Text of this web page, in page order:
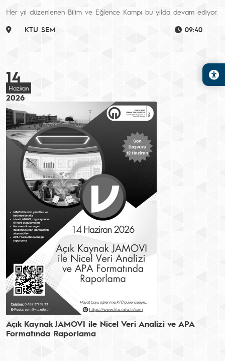
Her yıl düzenlenen Bilim ve Eğlence Kampı bu yılda devam ediyor.
KTU SEM
09:40
14
Haziran
2026
Açık Kaynak JAMOVI ile Nicel Veri Analizi ve APA
Formatında Raporlama